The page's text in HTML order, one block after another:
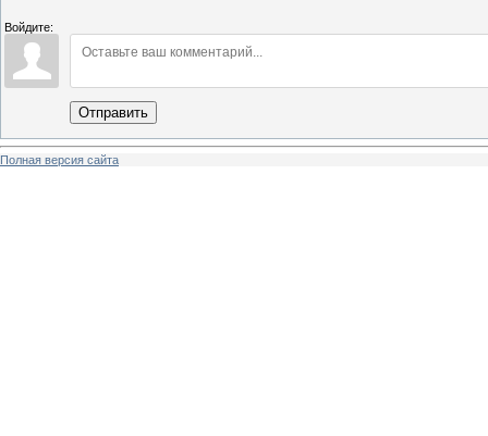
Войдите:
Отправить
Полная версия сайта